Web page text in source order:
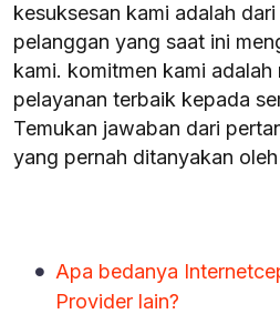
kesuksesan kami adalah
pelanggan yang saat ini
kami. komitmen kami adalah
pelayanan terbaik kepada
Temukan jawaban dari
yang pernah ditanyakan
Apa bedanya
Provider lain?